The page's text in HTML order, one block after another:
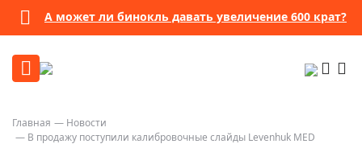
А может ли бинокль давать увеличение 600 крат?
Главная
Новости
В продажу поступили калибровочные слайды Levenhuk MED